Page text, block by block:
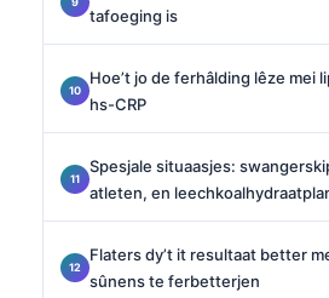
tafoeging is
Hoe’t jo de ferhâlding lêze mei
hs-CRP
Spesjale situaasjes:
atleten, en
Flaters dy’t it resultaat better
sûnens te ferbetterjen